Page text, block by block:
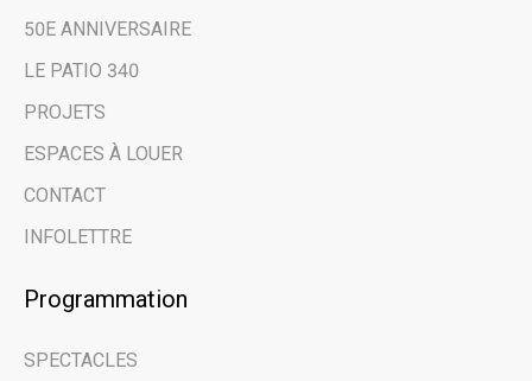
50E ANNIVERSAIRE
LE PATIO 340
PROJETS
ESPACES À LOUER
CONTACT
INFOLETTRE
Programmation
SPECTACLES
Email address